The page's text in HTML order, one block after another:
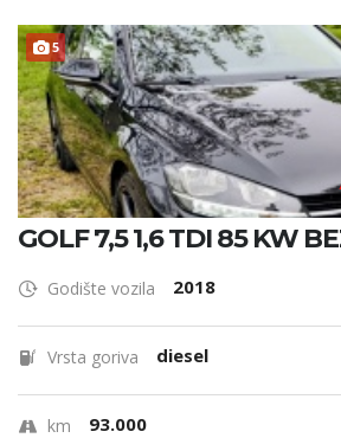
5
GOLF 7,5 1,6 TDI 85 KW
Godište vozila 2018
Vrsta goriva diesel
km 93.000